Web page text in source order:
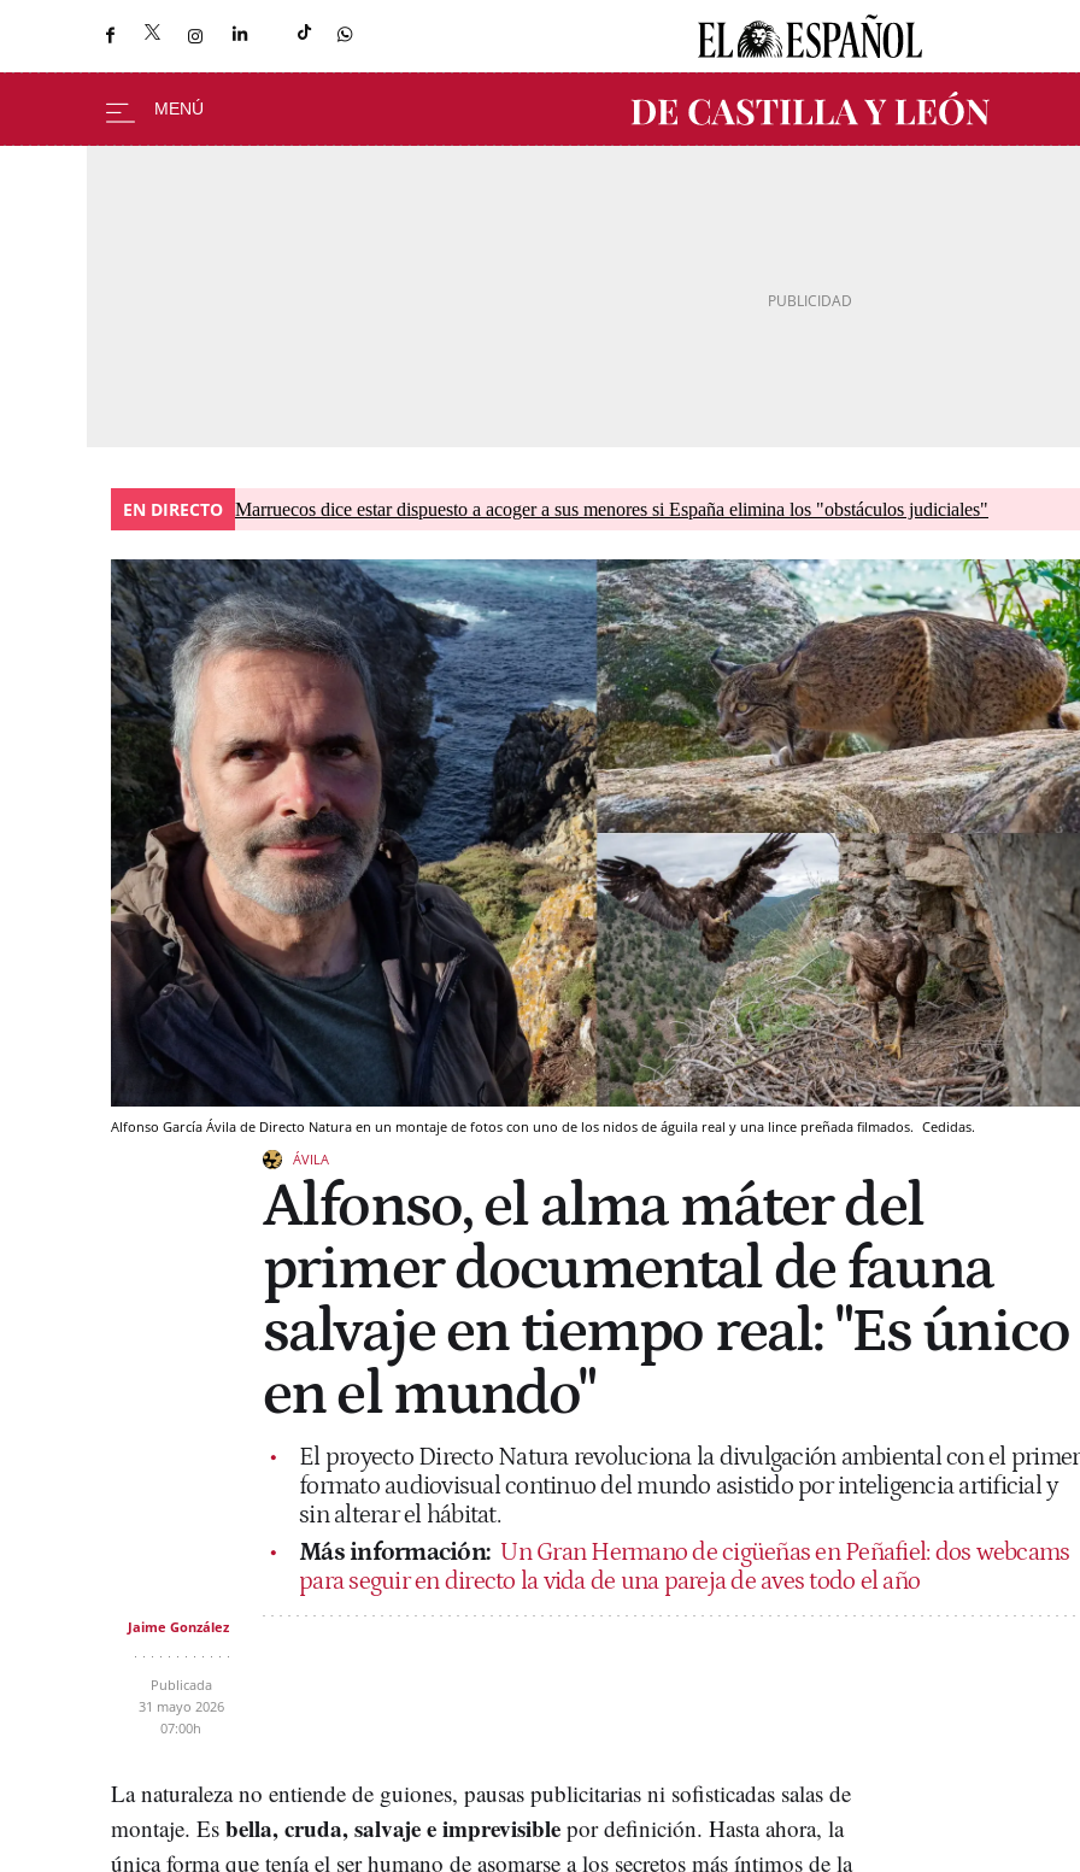
EN DIRECTO Marruecos dice estar dispuesto a acoger a sus menores si España elimina los "obstáculos judiciales"
Alfonso García Ávila de Directo Natura en un montaje de fotos con uno de los nidos de águila real y una lince preñada filmados. Cedidas.
ÁVILA
Alfonso, el alma máter del
primer documental de fauna
salvaje en tiempo real: "Es único
en el mundo"
El proyecto Directo Natura revoluciona la divulgación ambiental con el primer
formato audiovisual continuo del mundo asistido por inteligencia artificial y
sin alterar el hábitat.
Más información: Un Gran Hermano de cigüeñas en Peñafiel: dos webcams
para seguir en directo la vida de una pareja de aves todo el año
Jaime González
Publicada
31 mayo 2026
07:00h
La naturaleza no entiende de guiones, pausas publicitarias ni sofisticadas salas de
montaje. Es bella, cruda, salvaje e imprevisible por definición. Hasta ahora, la
única forma que tenía el ser humano de asomarse a los secretos más íntimos de la